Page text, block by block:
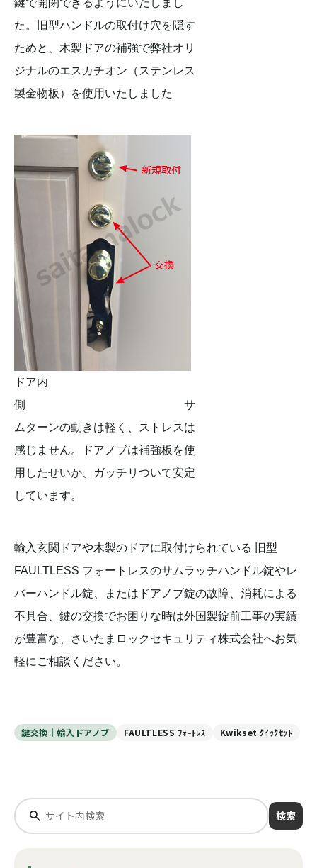
鍵で開閉できるようにいたしまし
た。旧型ハンドルの取付け穴を隠す
ためと、木製ドアの補強で弊社オリ
ジナルのエスカチオン（ステンレス
製金物板）を使用いたしました
ドア内
側 サ
ムターンの動きは軽く、ストレスは
感じません。ドアノブは補強板を使
用したせいか、ガッチリついて安定
しています。
輸入玄関ドアや木製のドアに取付けられている 旧型
FAULTLESS フォートレスのサムラッチハンドル錠やレ
バーハンドル錠、またはドアノブ錠の故障、消耗による
不具合、鍵の交換でお困りな時は外国製錠前工事の実績
が豊富な、さいたまロックセキュリティ株式会社へお気
軽にご相談ください。
鍵交換｜輸入ドアノブ FAULTLESS ﾌｫｰﾄﾚｽ Kwikset ｸｲｯｸｾｯﾄ
検索